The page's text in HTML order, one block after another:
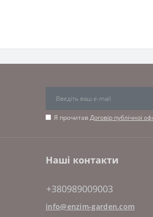
Я прочитавДоговір публічної
Наші контакти
+380989009003
info@enzim-garden.com